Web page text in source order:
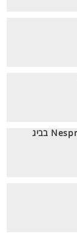
מותג הקפה הבינלאומי Nespresso בביג